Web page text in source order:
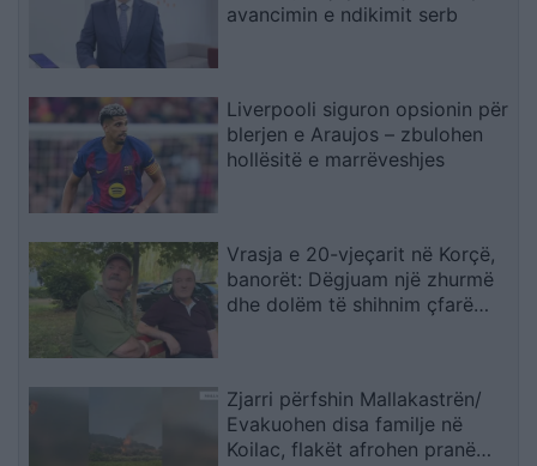
avancimin e ndikimit serb
Liverpooli siguron opsionin për
blerjen e Araujos – zbulohen
hollësitë e marrëveshjes
Vrasja e 20-vjeçarit në Korçë,
banorët: Dëgjuam një zhurmë
dhe dolëm të shihnim çfarë
Zjarri përfshin Mallakastrën/
Evakuohen disa familje në
Koilac, flakët afrohen pranë